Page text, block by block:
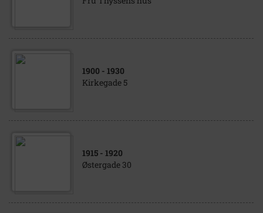
1900 - 1930
Kirkegade 5
1915 - 1920
Østergade 30